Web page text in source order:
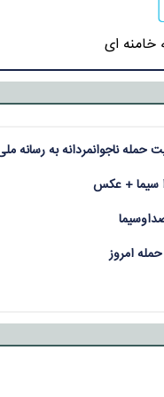
خامنه ای
ناجوانمردانه به رسانه
سیما + عکس
امروز